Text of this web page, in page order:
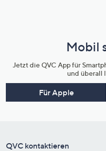
Mobil
Jetzt die QVC App für
und überall
Für Apple
QVC kontaktieren